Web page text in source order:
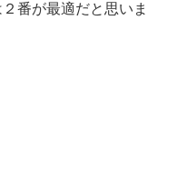
番が最適だと思いま